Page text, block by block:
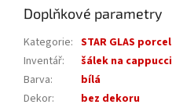
Doplňkové parametry
Kategorie: STAR GLAS
Inventář:
šálek na
Barva:
bílá
Dekor:
bez dekoru